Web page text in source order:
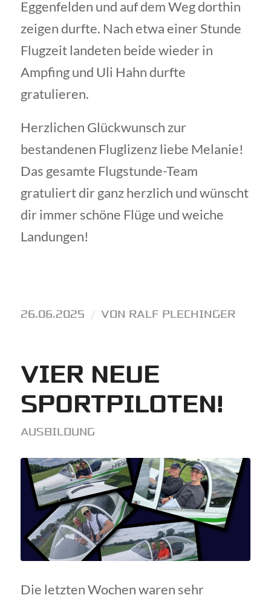
Eggenfelden und auf dem Weg dorthin
zeigen durfte. Nach etwa einer Stunde
Flugzeit landeten beide wieder in
Ampfing und Uli Hahn durfte
gratulieren.
Herzlichen Glückwunsch zur
bestandenen Fluglizenz liebe Melanie!
Das gesamte Flugstunde-Team
gratuliert dir ganz herzlich und wünscht
dir immer schöne Flüge und weiche
Landungen!
26.06.2025 / VON RALF PLECHINGER
VIER NEUE
SPORTPILOTEN!
AUSBILDUNG
Die letzten Wochen waren sehr